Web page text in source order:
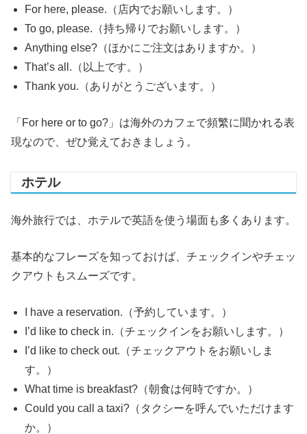
For here, please.（店内でお願いします。）
To go, please.（持ち帰りでお願いします。）
Anything else?（ほかにご注文はありますか。）
That’s all.（以上です。）
Thank you.（ありがとうございます。）
「For here or to go?」は海外のカフェで頻繁に聞かれる表
現なので、ぜひ覚えておきましょう。
ホテル
海外旅行では、ホテルで英語を使う場面も多くあります。
基本的なフレーズを知っておけば、チェックインやチェッ
クアウトもスムーズです。
I have a reservation.（予約しています。）
I’d like to check in.（チェックインをお願いします。）
I’d like to check out.（チェックアウトをお願いしま
す。）
What time is breakfast?（朝食は何時ですか。）
Could you call a taxi?（タクシーを呼んでいただけます
か。）